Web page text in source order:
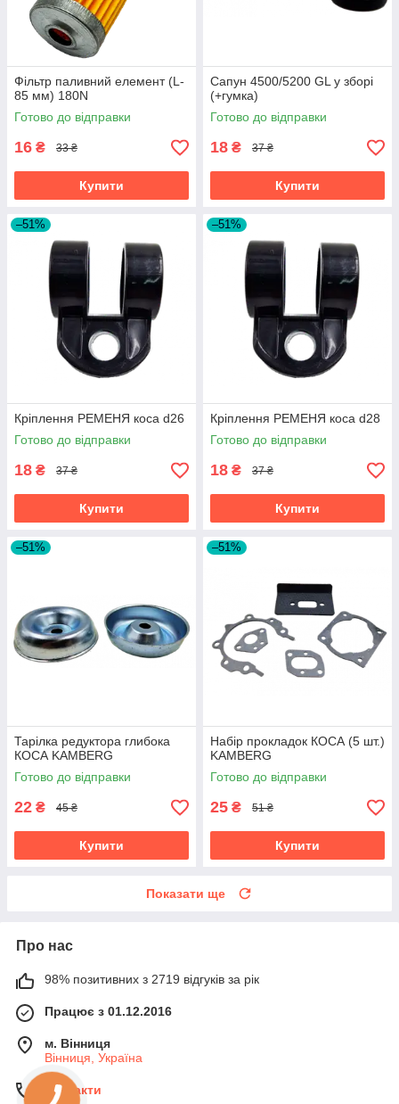
Фільтр паливний елемент (L-
85 мм) 180N
Готово до відправки
16 ₴ 33 ₴
Купити
Сапун 4500/5200 GL у зборі
(+гумка)
Готово до відправки
18 ₴ 37 ₴
Купити
–51%
Кріплення РЕМЕНЯ коса d26
Готово до відправки
18 ₴ 37 ₴
Купити
–51%
Кріплення РЕМЕНЯ коса d28
Готово до відправки
18 ₴ 37 ₴
Купити
–51%
Тарілка редуктора глибока
КОСА KAMBERG
Готово до відправки
22 ₴ 45 ₴
Купити
–51%
Набір прокладок КОСА (5 шт.)
KAMBERG
Готово до відправки
25 ₴ 51 ₴
Купити
Показати ще
Про нас
98% позитивних з 2719 відгуків за рік
Працює з 01.12.2016
м. Вінниця
Вінниця, Україна
Контакти